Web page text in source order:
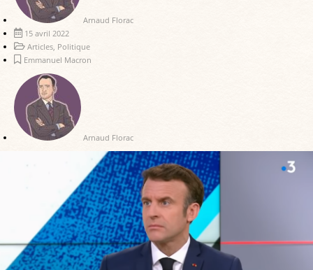
Arnaud Florac
15 avril 2022
Articles Politique
Emmanuel Macron
Arnaud Florac